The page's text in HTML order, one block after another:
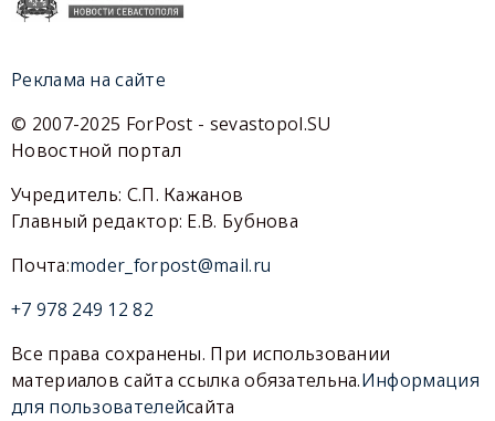
Реклама на сайте
© 2007-2025 ForPost - sevastopol.SU
Новостной портал
Учредитель: С.П. Кажанов
Главный редактор: Е.В. Бубнова
Почта:moder_forpost@mail.ru
+7 978 249 12 82
Все права сохранены. При использовании
материалов сайта ссылка обязательна.Информация
для пользователейсайта